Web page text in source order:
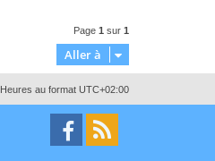
Page 1 sur 1
Aller à
Heures au format UTC+02:00